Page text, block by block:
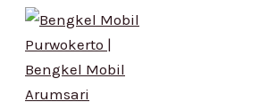
Skip
content
Menu
Perbaikan
Kaki
Kaki
Mobil